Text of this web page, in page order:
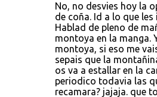
No, no desvies hoy la
de coña. Id a lo que
Hablad de pleno de
montoya en la manga.
montoya, si eso me
sepais que la
os va a estallar en la
periodico todavia las
recamara? jajaja. que